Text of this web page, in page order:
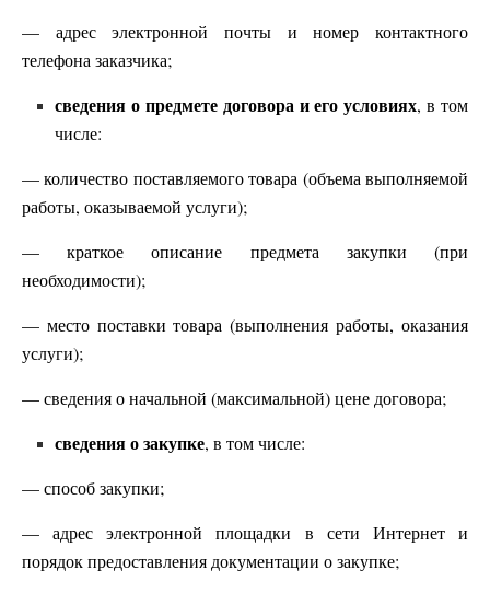
— адрес электронной почты и номер контактного
телефона заказчика;
сведения о предмете договора и его условиях, в том
числе:
— количество поставляемого товара (объема выполняемой
работы, оказываемой услуги);
— краткое описание предмета закупки (при
необходимости);
— место поставки товара (выполнения работы, оказания
услуги);
— сведения о начальной (максимальной) цене договора;
сведения о закупке, в том числе:
— способ закупки;
— адрес электронной площадки в сети Интернет и
порядок предоставления документации о закупке;